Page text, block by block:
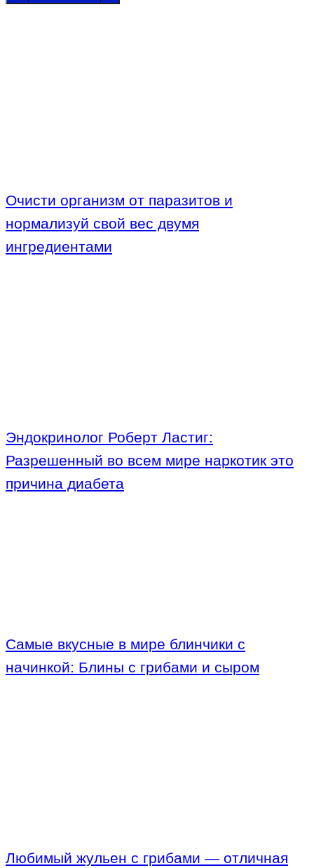
Очисти организм от паразитов и
нормализуй свой вес двумя
ингредиентами
Эндокринолог Роберт Ластиг:
Разрешенный во всем мире наркотик это
причина диабета
Самые вкусные в мире блинчики с
начинкой: Блины с грибами и сыром
Любимый жульен с грибами — отличная